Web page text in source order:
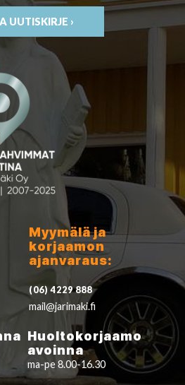
UUTISKIRJE ›
Myymälä ja
korjaamon
ajanvaraus:
(06) 4229 888
mail@jarimaki.fi
Huoltokorjaamo
avoinna
ma-pe 8.00-16.30